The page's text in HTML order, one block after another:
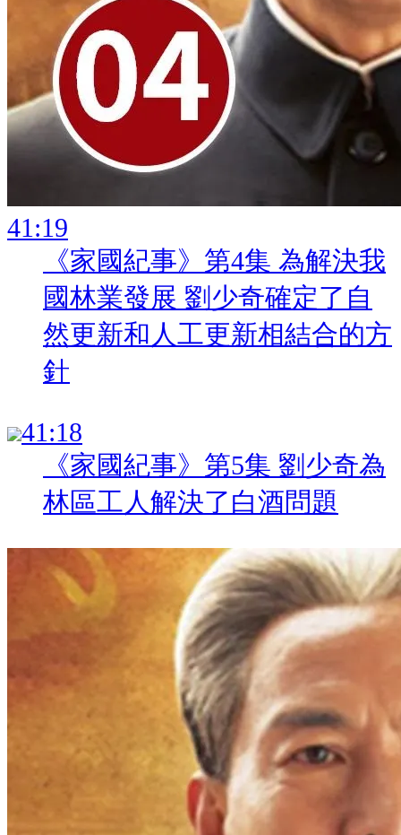
:
《家國紀事》第4集 為解決我
國林業發展 劉少奇確定了自
然更新和人工更新相結合的方
針
:
《家國紀事》第5集 劉少奇為
林區工人解決了白酒問題